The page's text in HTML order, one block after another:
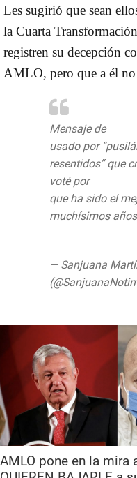
Les sugirió que sean
la Cuarta
registren su decepción
AMLO, pero que a él
Mensaje de
usado por
resentidos” que
voté por
que ha sido el
muchísimos
— Sanjuana
AMLO pone en la mira